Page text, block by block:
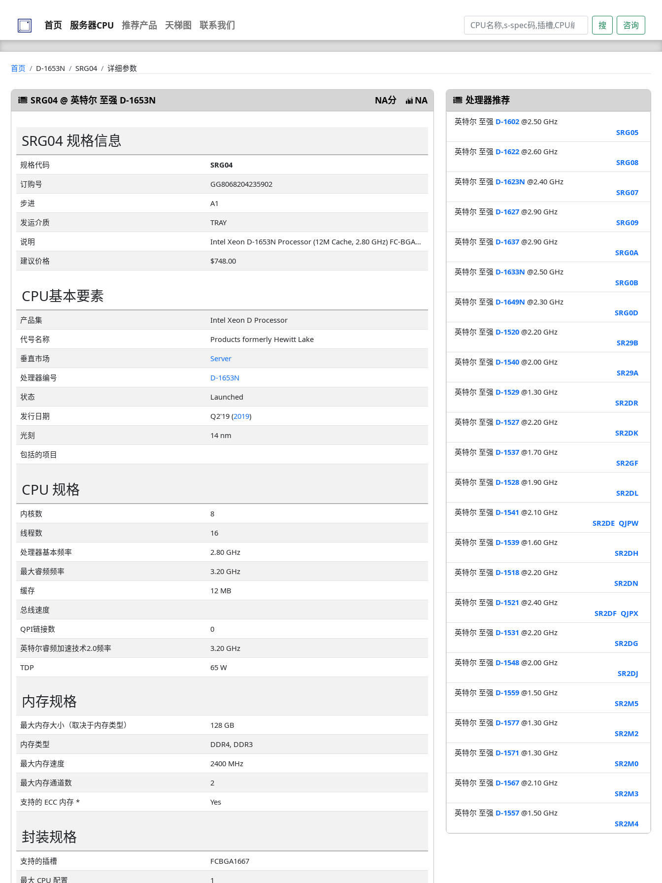
首页 服务器CPU 推荐产品 天梯图 联系我们 搜 咨询
首页 D-1653N SRG04 详细参数
SRG04 @ 英特尔 至强 D-1653N NA分 NA
SRG04 规格信息
规格代码
SRG04
订购号
GG8068204235902
步进
A1
发运介质
TRAY
说明
Intel Xeon D-1653N Processor (12M Cache, 2.80 GHz) FC-BGA14C, TRAY
建议价格
$748.00
CPU基本要素
产品集
Intel Xeon D Processor
代号名称
Products formerly Hewitt Lake
垂直市场
Server
处理器编号
D-1653N
状态
Launched
发行日期
Q2'19 (2019)
光刻
14 nm
包括的项目
CPU 规格
内核数
8
线程数
16
处理器基本频率
2.80 GHz
最大睿频频率
3.20 GHz
缓存
12 MB
总线速度
QPI链接数
0
英特尔睿频加速技术2.0频率
3.20 GHz
TDP
65 W
内存规格
最大内存大小（取决于内存类型）
128 GB
内存类型
DDR4, DDR3
最大内存速度
2400 MHz
最大内存通道数
2
支持的 ECC 内存 *
Yes
封装规格
支持的插槽
FCBGA1667
最大 CPU 配置
1
处理器推荐
英特尔 至强 D-1602@2.50 GHz
SRG05
英特尔 至强 D-1622@2.60 GHz
SRG08
英特尔 至强 D-1623N @2.40 GHz
SRG07
英特尔 至强 D-1627@2.90 GHz
SRG09
英特尔 至强 D-1637@2.90 GHz
SRG0A
英特尔 至强 D-1633N @2.50 GHz
SRG0B
英特尔 至强 D-1649N @2.30 GHz
SRG0D
英特尔 至强 D-1520@2.20 GHz
SR29B
英特尔 至强 D-1540@2.00 GHz
SR29A
英特尔 至强 D-1529@1.30 GHz
SR2DR
英特尔 至强 D-1527@2.20 GHz
SR2DK
英特尔 至强 D-1537@1.70 GHz
SR2GF
英特尔 至强 D-1528@1.90 GHz
SR2DL
英特尔 至强 D-1541 @2.10 GHz
SR2DE QJPW
英特尔 至强 D-1539@1.60 GHz
SR2DH
英特尔 至强 D-1518@2.20 GHz
SR2DN
英特尔 至强 D-1521 @2.40 GHz
SR2DF QJPX
英特尔 至强 D-1531 @2.20 GHz
SR2DG
英特尔 至强 D-1548@2.00 GHz
SR2DJ
英特尔 至强 D-1559@1.50 GHz
SR2M5
英特尔 至强 D-1577@1.30 GHz
SR2M2
英特尔 至强 D-1571 @1.30 GHz
SR2M0
英特尔 至强 D-1567@2.10 GHz
SR2M3
英特尔 至强 D-1557@1.50 GHz
SR2M4